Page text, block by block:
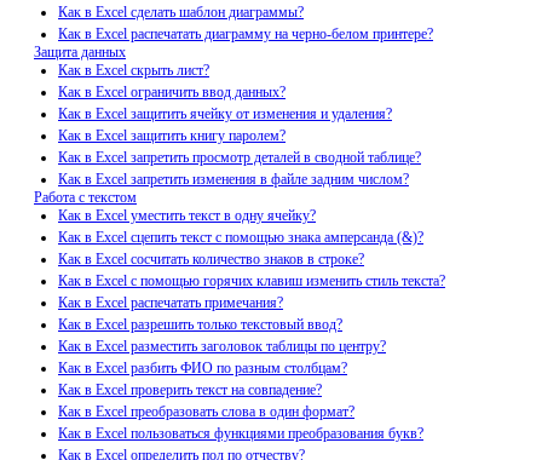
Как в Excel сделать шаблон диаграммы?
Как в Excel распечатать диаграмму на черно-белом принтере?
Защита данных
Как в Excel скрыть лист?
Как в Excel ограничить ввод данных?
Как в Excel защитить ячейку от изменения и удаления?
Как в Excel защитить книгу паролем?
Как в Excel запретить просмотр деталей в сводной таблице?
Как в Excel запретить изменения в файле задним числом?
Работа с текстом
Как в Excel уместить текст в одну ячейку?
Как в Excel сцепить текст с помощью знака амперсанда (&)?
Как в Excel сосчитать количество знаков в строке?
Как в Excel с помощью горячих клавиш изменить стиль текста?
Как в Excel распечатать примечания?
Как в Excel разрешить только текстовый ввод?
Как в Excel разместить заголовок таблицы по центру?
Как в Excel разбить ФИО по разным столбцам?
Как в Excel проверить текст на совпадение?
Как в Excel преобразовать слова в один формат?
Как в Excel пользоваться функциями преобразования букв?
Как в Excel определить пол по отчеству?